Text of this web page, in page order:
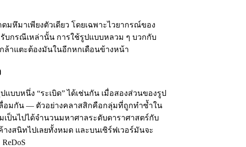
หึมาเพียงตัวเดียว โดยเฉพาะไวยากรณ์ของ
บกรณีเหล่านั้น การใช้รูปแบบหลวม ๆ บวกกับ
ล้าแตะต้องมันในอีกหกเดือนข้างหน้า
แบบหนึ่ง “ระเบิด” ได้เช่นกัน เมื่อสองส่วนของรูป
อมกัน — ตัวอย่างคลาสสิกคือกลุ่มที่ถูกทำซ้ำใน
ป็นไปได้จำนวนมหาศาลระดับดาราศาสตร์กับ
งสนิทไปเลยทั้งหมด และบนเซิร์ฟเวอร์มันจะ